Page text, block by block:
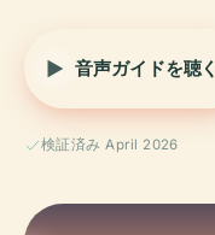
音声ガイドを聴く
検証済み April 2026